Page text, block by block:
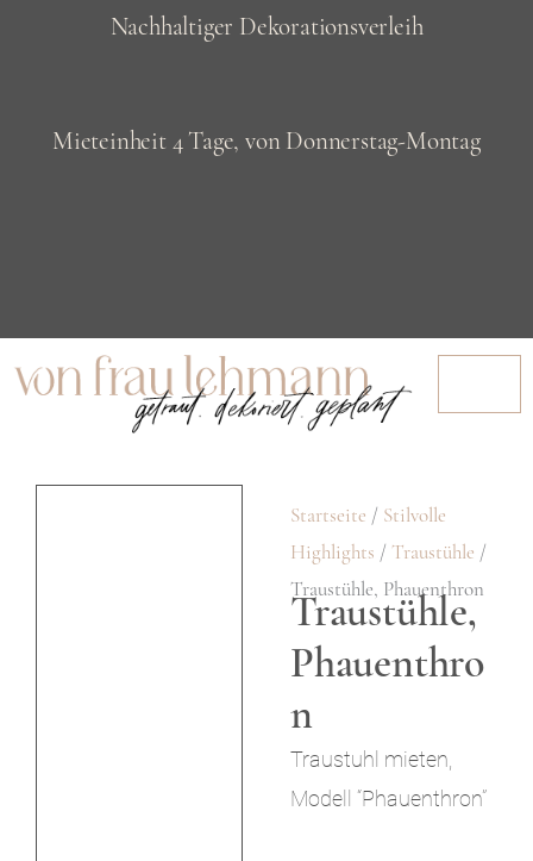
l
Nachhaltiger Dekorationsverleih
Mieteinheit 4 Tage, von Donnerstag-Montag
Startseite / Stilvolle
Highlights / Traustühle /
Traustühle, Phauenthron
Traustühle,
Phauenthro
n
Traustuhl mieten,
Modell “Phauenthron”